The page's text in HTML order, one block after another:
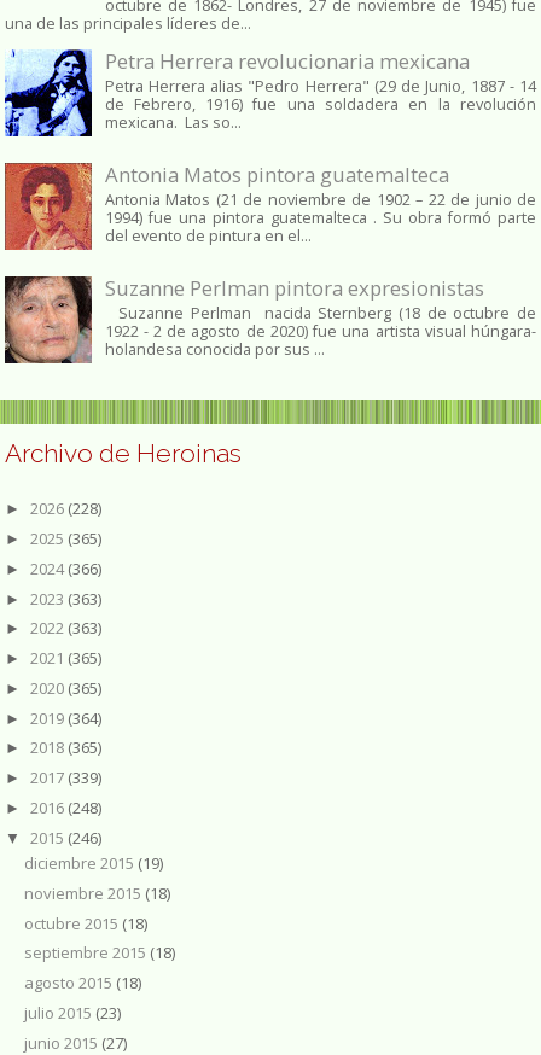
octubre de 1862​- Londres, 27 de noviembre de 1945)​ fue
una de las principales líderes de...
Petra Herrera revolucionaria mexicana
Petra Herrera alias "Pedro Herrera" (29 de Junio, 1887 - 14
de Febrero, 1916) fue una soldadera en la revolución
mexicana. Las so...
Antonia Matos pintora guatemalteca
Antonia Matos (21 de noviembre de 1902 – 22 de junio de
1994) fue una pintora guatemalteca . Su obra formó parte
del evento de pintura en el...
Suzanne Perlman pintora expresionistas
Suzanne Perlman nacida Sternberg (18 de octubre de
1922 - 2 de agosto de 2020) fue una artista visual húngara-
holandesa conocida por sus ...
Archivo de Heroinas
► 2026 (228)
► 2025 (365)
► 2024(366)
► 2023 (363)
► 2022 (363)
► 2021 (365)
► 2020 (365)
► 2019 (364)
► 2018 (365)
► 2017 (339)
► 2016 (248)
▼ 2015 (246)
diciembre 2015 (19)
noviembre 2015 (18)
octubre 2015 (18)
septiembre 2015 (18)
agosto 2015 (18)
julio 2015 (23)
junio 2015 (27)